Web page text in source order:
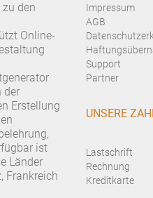
den
Online-
der
Erstellung
ist
Länder
Frankreich
Impressum
AGB
Support
Partner
UNSERE
Lastschrift
Rechnung
Kreditkarte